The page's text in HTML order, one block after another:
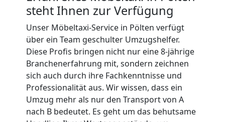
steht Ihnen zur Verfügung
Unser Möbeltaxi-Service in Pölten verfügt
über ein Team geschulter Umzugshelfer.
Diese Profis bringen nicht nur eine 8-jährige
Branchenerfahrung mit, sondern zeichnen
sich auch durch ihre Fachkenntnisse und
Professionalität aus. Wir wissen, dass ein
Umzug mehr als nur den Transport von A
nach B bedeutet. Es geht um das behutsame
Senioren
Pölten
Fernumzug